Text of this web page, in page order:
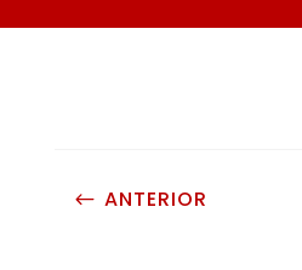
# ANTERIOR